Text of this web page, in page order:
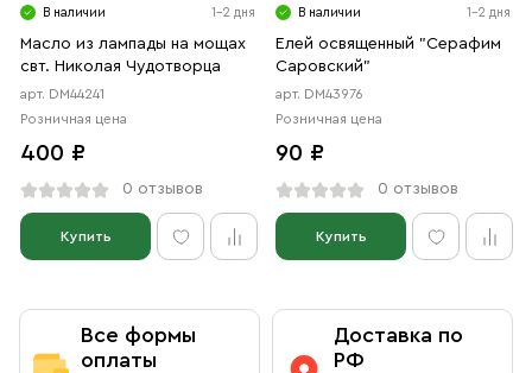
В наличии 1-2 дня
Масло из лампады на мощах
свт. Николая Чудотворца
арт. DM44241
Розничная цена
400 ₽
0 отзывов
Купить
В наличии 1-2 дня
Елей освященный "Серафим
Саровский"
арт. DM43976
Розничная цена
90 ₽
0 отзывов
Купить
Все формы
оплаты
Доставка по
РФ